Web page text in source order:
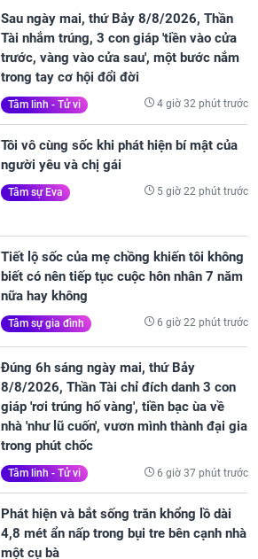
Sau ngày mai, thứ Bảy 8/8/2026, Thần
Tài nhắm trúng, 3 con giáp 'tiền vào cửa
trước, vàng vào cửa sau', một bước nắm
trong tay cơ hội đổi đời
Tâm linh - Tử vi 4 giờ 32 phút trước
Tôi vô cùng sốc khi phát hiện bí mật của
người yêu và chị gái
Tâm sự Eva 5 giờ 22 phút trước
Tiết lộ sốc của mẹ chồng khiến tôi không
biết có nên tiếp tục cuộc hôn nhân 7 năm
nữa hay không
Tâm sự gia đình 6 giờ 22 phút trước
Đúng 6h sáng ngày mai, thứ Bảy
8/8/2026, Thần Tài chỉ đích danh 3 con
giáp 'rơi trúng hố vàng', tiền bạc ùa về
nhà 'như lũ cuốn', vươn mình thành đại gia
trong phút chốc
Tâm linh - Tử vi 6 giờ 37 phút trước
Phát hiện và bắt sống trăn khổng lồ dài
4,8 mét ẩn nấp trong bụi tre bên cạnh nhà
một cụ bà